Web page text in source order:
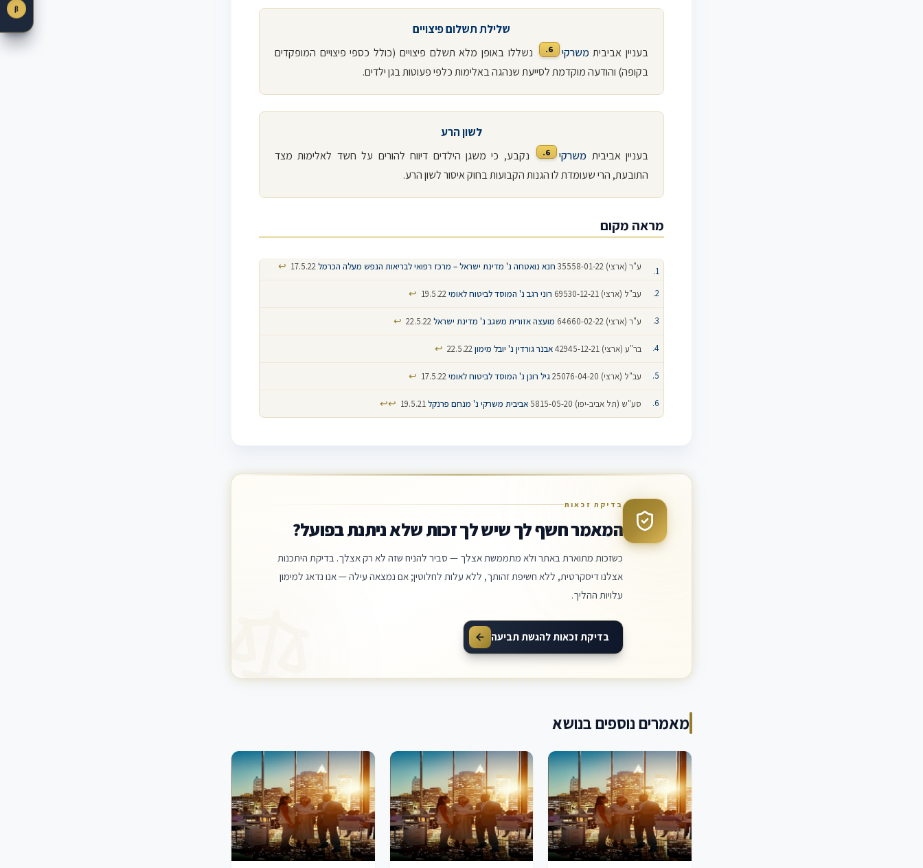
β
שלילת תשלום פיצויים
בעניין אביביתמשרקי 6.
נשללו באופן מלא תשלם פיצויים (כולל כספי פיצויים המופקדים
בקופה) והודעה מוקדמת לסייעת שנהגה באלימות כלפי פעוטות בגן ילדים.
לשון הרע
בעניין אביבית משרקי 6.
נקבע, כי משגן הילדים דיווח להורים על חשד לאלימות מצד
התובעת, הרי שעומדת לו הגנות הקבועות בחוק איסור לשון הרע.
מראה מקום
ע"ר (ארצי) 35558-01-22 חנא נואטחה נ' מדינת ישראל – מרכז רפואי לבריאות הנפש מעלה הכרמל ↩
עב"ל (ארצי) 69530-12-21 רוני רגב נ' המוסד לביטוח לאומי ↩
ע"ר (ארצי) 64660-02-22 מועצה אזורית משגב נ' מדינת ישראל ↩
בר"ע (ארצי) 42945-12-21 אבנר גורדין נ' יובל מימון ↩
עב"ל (ארצי) 25076-04-20 גיל רונן נ' המוסד לביטוח לאומי ↩
סע"ש (תל אביב-יפו) 5815-05-20 אביבית משרקי נ' מנחם פרנקל ↩
↩
בדיקת זכאות
המאמר חשף לך שיש לך זכות שלא ניתנת בפועל?
כשזכות מתוארת באתר ולא מתממשת אצלך — סביר להניח שזה לא רק אצלך. בדיקת היתכנות
אצלנו דיסקרטית, ללא חשיפת זהותך, ללא עלות לחלוטין; אם נמצאה עילה — אנו נדאג למימון
עלויות ההליך.
בדיקת זכאות להגשת תביעה
מאמרים נוספים בנושא